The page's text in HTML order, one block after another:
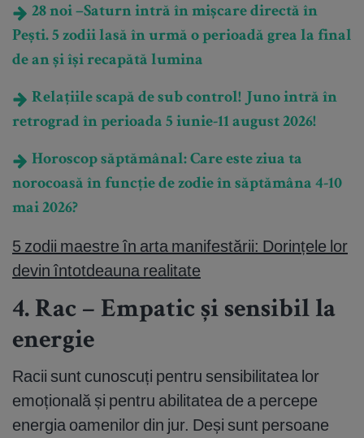
28 noi –Saturn intră în mișcare directă în
Pești. 5 zodii lasă în urmă o perioadă grea la final
de an și își recapătă lumina
Relațiile scapă de sub control! Juno intră în
retrograd în perioada 5 iunie-11 august 2026!
Horoscop săptămânal: Care este ziua ta
norocoasă în funcție de zodie în săptămâna 4-10
mai 2026?
5 zodii maestre în arta manifestării: Dorințele lor
devin întotdeauna realitate
4. Rac – Empatic și sensibil la
energie
Racii sunt cunoscuți pentru sensibilitatea lor
emoțională și pentru abilitatea de a percepe
energia oamenilor din jur. Deși sunt persoane